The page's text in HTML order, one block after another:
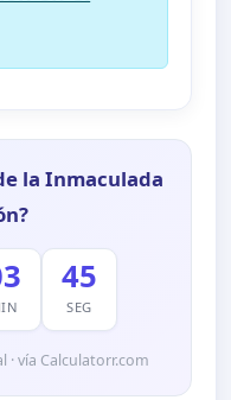
la Inmaculada
44
SEG
vía Calculatorr.com